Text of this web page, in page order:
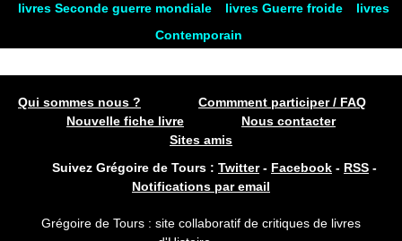
livres Seconde guerre mondiale
livres Guerre froide
livres
Contemporain
Qui sommes nous ?
Commment participer / FAQ
Nouvelle fiche livre
Nous contacter
Sites amis
Suivez Grégoire de Tours : Twitter- Facebook - RSS -
Notifications par email
Grégoire de Tours : site collaboratif de critiques de livres